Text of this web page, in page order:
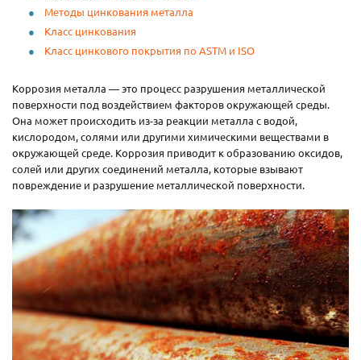
Методы цинкования металла
Класс цинкования
Класс цинкового покрытия по ASTM и ISO
Коррозия металла — это процесс разрушения металлической
поверхности под воздействием факторов окружающей среды.
Она может происходить из-за реакции металла с водой,
кислородом, солями или другими химическими веществами в
окружающей среде. Коррозия приводит к образованию оксидов,
солей или других соединений металла, которые взывают
повреждение и разрушение металлической поверхности.